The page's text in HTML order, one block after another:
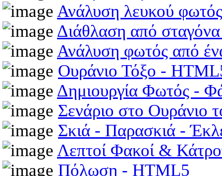
Ανάλυση λευκού
Διάθλαση από
Ανάλυση φωτός από
Ουράνιο Τόξο -
Δημιουργία Φωτός -
Σενάριο στο Ουράνιο
Σκιά - Παρασκιά -
Λεπτοί Φακοί &
Πόλωση - HTML5